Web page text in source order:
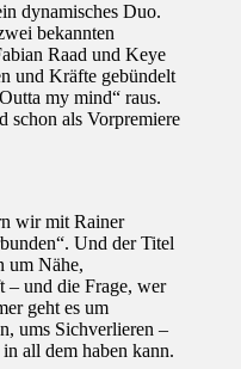
dynamisches Duo.
bekannten
Raad und Keye
und Kräfte gebündelt
my mind“ raus.
schon als Vorpremiere
wir mit Rainer
Und der Titel
um Nähe,
– und die Frage, wer
geht es um
ums Sichverlieren –
all dem haben kann.